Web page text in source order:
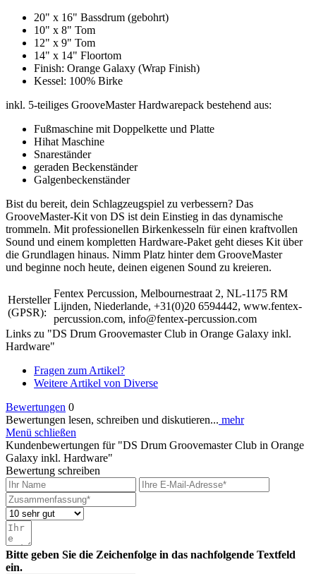
20" x 16" Bassdrum (gebohrt)
10" x 8" Tom
12" x 9" Tom
14" x 14" Floortom
Finish: Orange Galaxy (Wrap Finish)
Kessel: 100% Birke
inkl. 5-teiliges GrooveMaster Hardwarepack bestehend aus:
Fußmaschine mit Doppelkette und Platte
Hihat Maschine
Snareständer
geraden Beckenständer
Galgenbeckenständer
Bist du bereit, dein Schlagzeugspiel zu verbessern? Das
GrooveMaster-Kit von DS ist dein Einstieg in das dynamische
trommeln. Mit professionellen Birkenkesseln für einen kraftvollen
Sound und einem kompletten Hardware-Paket geht dieses Kit über
die Grundlagen hinaus. Nimm Platz hinter dem GrooveMaster
und beginne noch heute, deinen eigenen Sound zu kreieren.
Hersteller
(GPSR):
Fentex Percussion, Melbournestraat 2, NL-1175 RM
Lijnden, Niederlande, +31(0)20 6594442, www.fentex-
percussion.com, info@fentex-percussion.com
Links zu "DS Drum Groovemaster Club in Orange Galaxy inkl.
Hardware"
Fragen zum Artikel?
Weitere Artikel von Diverse
Bewertungen 0
Bewertungen lesen, schreiben und diskutieren... mehr
Menü schließen
Kundenbewertungen für "DS Drum Groovemaster Club in Orange
Galaxy inkl. Hardware"
Bewertung schreiben
Bitte geben Sie die Zeichenfolge in das nachfolgende Textfeld
ein.